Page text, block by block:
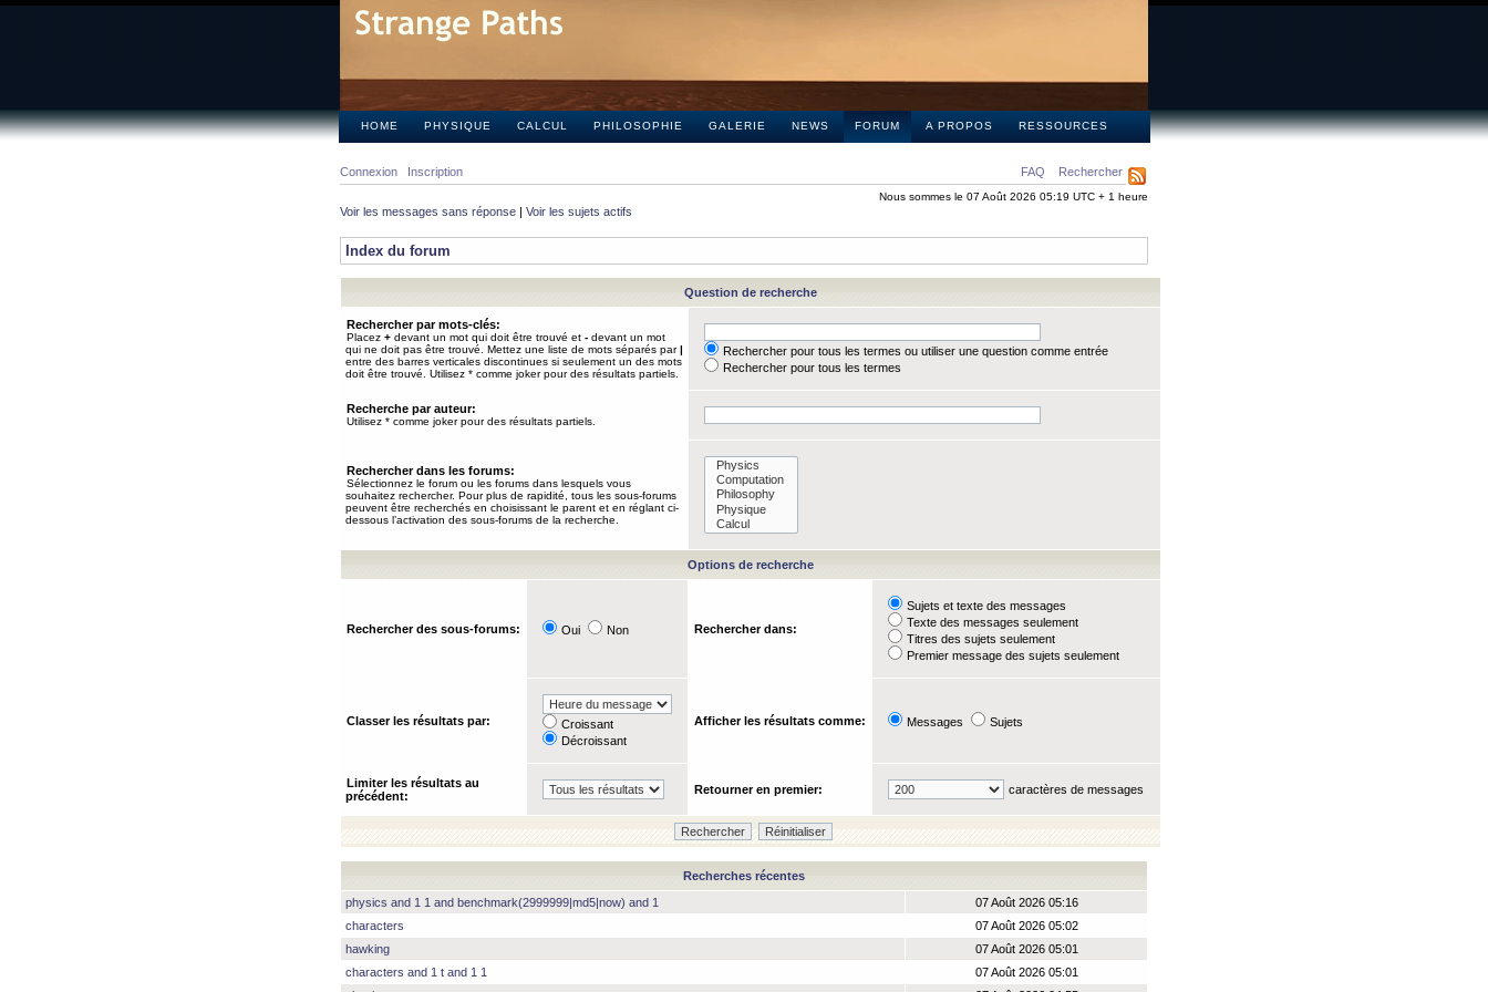
HOME PHYSIQUE CALCUL PHILOSOPHIE GALERIE NEWS FORUM A PROPOS RESSOURCES
FAQ Rechercher
Connexion Inscription
Nous sommes le 07 Août 2026 05:19 UTC + 1 heure
Voir les messages sans réponse | Voir les sujets actifs
Index du forum
Question de recherche
Rechercher par mots-clés:
Placez + devant un mot qui doit être trouvé et - devant un mot
qui ne doit pas être trouvé. Mettez une liste de mots séparés par|
entre des barres verticales discontinues si seulement un des mots
doit être trouvé. Utilisez * comme joker pour des résultats partiels.
Rechercher pour tous les termes ou utiliser une question comme entrée
Rechercher pour tous les termes
Recherche par auteur:
Utilisez * comme joker pour des résultats partiels.
Rechercher dans les forums:
Sélectionnez le forum ou les forums dans lesquels vous
souhaitez rechercher. Pour plus de rapidité, tous les sous-forums
peuvent être recherchés en choisissant le parent et en réglant ci-
dessous l’activation des sous-forums de la recherche.
Options de recherche
Rechercher des sous-forums: Oui Non Rechercher dans:
Sujets et texte des messages
Texte des messages seulement
Titres des sujets seulement
Premier message des sujets seulement
Classer les résultats par:
Croissant
Décroissant
Afficher les résultats comme: Messages Sujets
Limiter les résultats au
précédent:
Retourner en premier: caractères de messages
Recherches récentes
physics and 1 1 and benchmark(2999999|md5|now) and 1
07 Août 2026 05:16
characters
07 Août 2026 05:02
hawking
07 Août 2026 05:01
characters and 1 t and 1 1
07 Août 2026 05:01